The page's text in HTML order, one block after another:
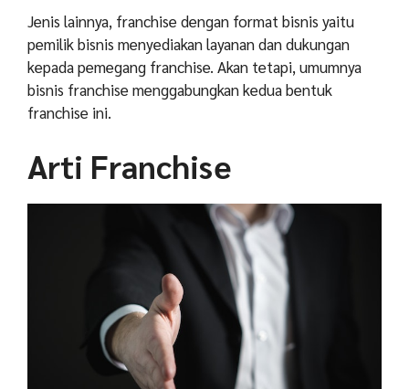
Jenis lainnya, franchise dengan format bisnis yaitu
pemilik bisnis menyediakan layanan dan dukungan
kepada pemegang franchise. Akan tetapi, umumnya
bisnis franchise menggabungkan kedua bentuk
franchise ini.
Arti Franchise